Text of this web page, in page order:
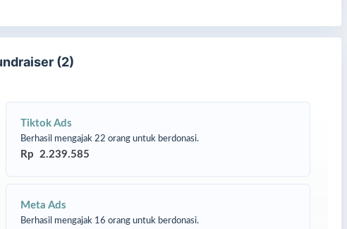
(2)
Tiktok Ads
Berhasil mengajak 22 orang untuk berdonasi.
Rp 2.239.585
Meta Ads
Berhasil mengajak 16 orang untuk berdonasi.